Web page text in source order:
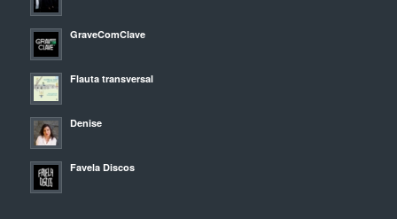
GraveComClave
Flauta transversal
Denise
Favela Discos